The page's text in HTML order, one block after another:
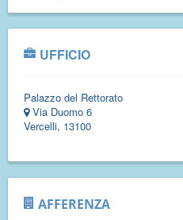
UFFICIO
Palazzo del Rettorato
Via Duomo 6
Vercelli, 13100
AFFERENZA